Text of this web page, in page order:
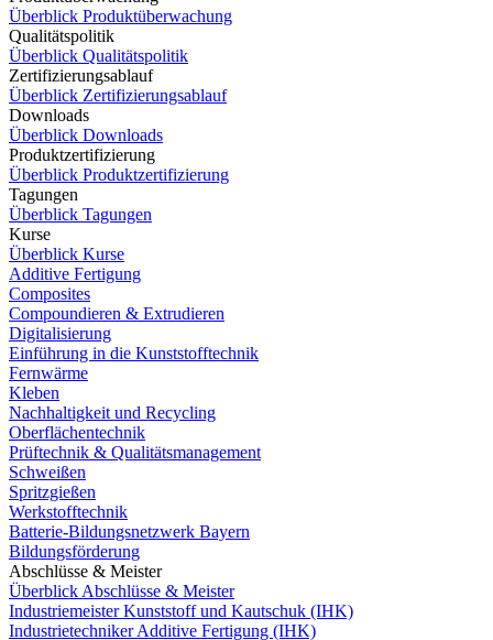
Überblick Produktüberwachung
Qualitätspolitik
Überblick Qualitätspolitik
Zertifizierungsablauf
Überblick Zertifizierungsablauf
Downloads
Überblick Downloads
Produktzertifizierung
Überblick Produktzertifizierung
Tagungen
Überblick Tagungen
Kurse
Überblick Kurse
Additive Fertigung
Composites
Compoundieren & Extrudieren
Digitalisierung
Einführung in die Kunststofftechnik
Fernwärme
Kleben
Nachhaltigkeit und Recycling
Oberflächentechnik
Prüftechnik & Qualitätsmanagement
Schweißen
Spritzgießen
Werkstofftechnik
Batterie-Bildungsnetzwerk Bayern
Bildungsförderung
Abschlüsse & Meister
Überblick Abschlüsse & Meister
Industriemeister Kunststoff und Kautschuk (IHK)
Industrietechniker Additive Fertigung (IHK)